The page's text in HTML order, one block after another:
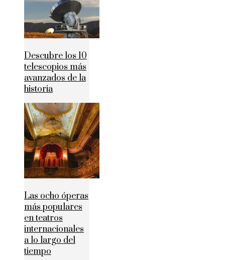
Descubre los 10
telescopios más
avanzados de la
historia
Las ocho óperas
más populares
en teatros
internacionales
a lo largo del
tiempo